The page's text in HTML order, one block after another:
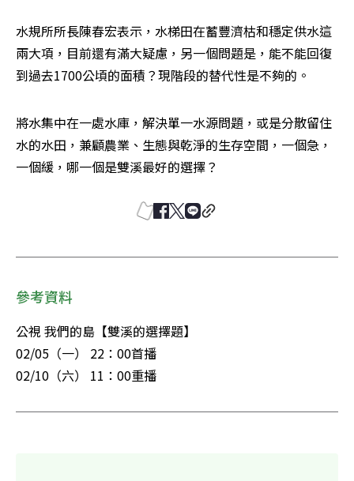
水規所所長陳春宏表示，水梯田在蓄豐濟枯和穩定供水這
兩大項，目前還有滿大疑慮，另一個問題是，能不能回復
到過去1700公頃的面積？現階段的替代性是不夠的。
將水集中在一處水庫，解決單一水源問題，或是分散留住
水的水田，兼顧農業、生態與乾淨的生存空間，一個急，
一個緩，哪一個是雙溪最好的選擇？
參考資料
公視 我們的島【雙溪的選擇題】
02/05（一） 22：00首播
02/10（六） 11：00重播